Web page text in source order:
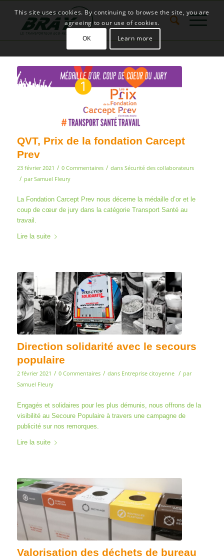
QVT, Prix de la fondation Carcept
Prev
23 février 2021 / 0 Commentaires / dans Sécurité des collaborateurs
/ parSamuel Fleury
La Fondation Carcept Prev nous décerne la médaille d’or et le
coup de cœur de jury dans la catégorie Transport Santé au
travail.
Lire la suite
Direction solidarité avec le secours
populaire
2 février 2021 / 0 Commentaires / dans Entreprise citoyenne / par
Samuel Fleury
Engagés et solidaires pour les plus démunis, nous offrons de la
visibilité au Secoure Populaire à travers une campagne de
publicité sur nos remorques.
Lire la suite
Valorisation des déchets de bureau
This site uses cookies. By continuing to browse the site, you are
agreeing to our use of cookies.
OK
Learn more